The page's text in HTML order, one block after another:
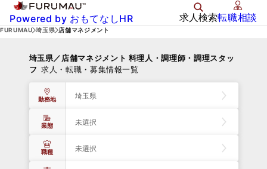
Powered by おもてなしHR 求人検索転職相談
FURUMAU 埼玉県 店舗マネジメント
埼玉県／店舗マネジメント 料理人・調理師・調理スタッ
フ 求人・転職・募集情報一覧
勤務地 埼玉県
業態 未選択
職種 未選択